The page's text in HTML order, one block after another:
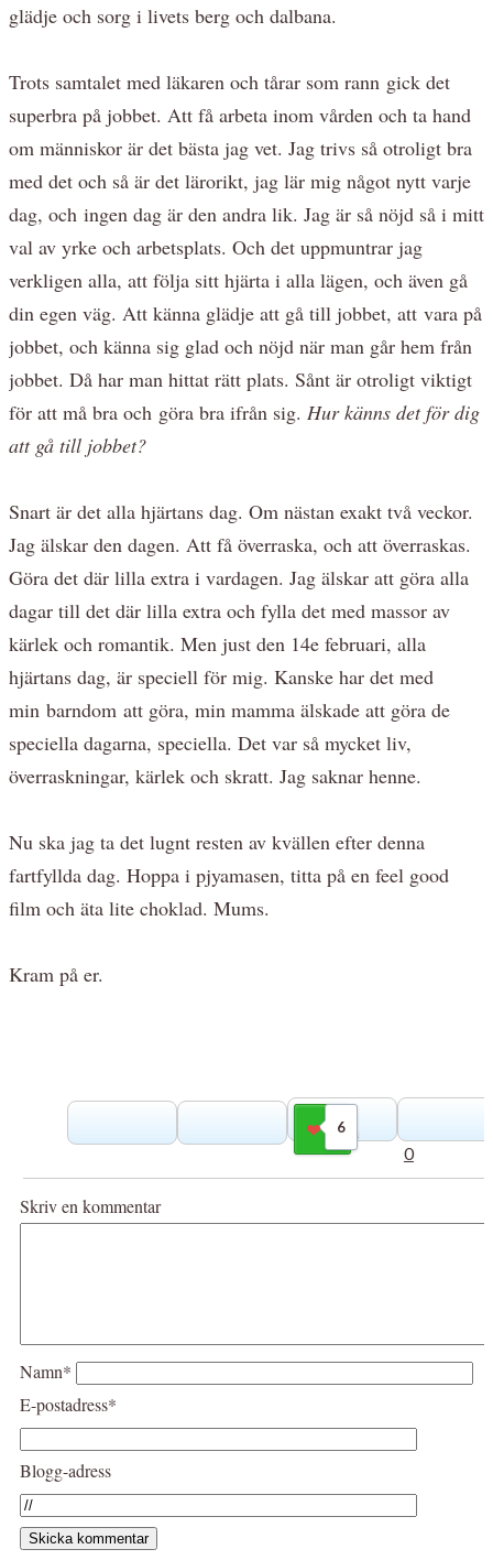
glädje och sorg i livets berg och dalbana.
Trots samtalet med läkaren och tårar som rann gick det
superbra på jobbet. Att få arbeta inom vården och ta hand
om människor är det bästa jag vet. Jag trivs så otroligt bra
med det och så är det lärorikt, jag lär mig något nytt varje
dag, och ingen dag är den andra lik. Jag är så nöjd så i mitt
val av yrke och arbetsplats. Och det uppmuntrar jag
verkligen alla, att följa sitt hjärta i alla lägen, och även gå
din egen väg. Att känna glädje att gå till jobbet, att vara på
jobbet, och känna sig glad och nöjd när man går hem från
jobbet. Då har man hittat rätt plats. Sånt är otroligt viktigt
för att må bra och göra bra ifrån sig. Hur känns det för dig
att gå till jobbet?
Snart är det alla hjärtans dag. Om nästan exakt två veckor.
Jag älskar den dagen. Att få överraska, och att överraskas.
Göra det där lilla extra i vardagen. Jag älskar att göra alla
dagar till det där lilla extra och fylla det med massor av
kärlek och romantik. Men just den 14e februari, alla
hjärtans dag, är speciell för mig. Kanske har det med
min barndom att göra, min mamma älskade att göra de
speciella dagarna, speciella. Det var så mycket liv,
överraskningar, kärlek och skratt. Jag saknar henne.
Nu ska jag ta det lugnt resten av kvällen efter denna
fartfyllda dag. Hoppa i pjyamasen, titta på en feel good
film och äta lite choklad. Mums.
Kram på er.
6
Gilla
0
Skriv en kommentar
Namn*
E-postadress*
Blogg-adress